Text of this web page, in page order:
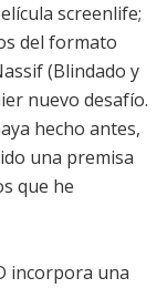
screenlife;
del formato
(Blindado y
nuevo desafío.
hecho antes,
una premisa
que he
incorpora una